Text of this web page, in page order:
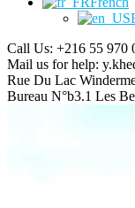
Call Us: +216 55 970
Mail us for help:
Rue Du Lac
Bureau N°b3.1 Les